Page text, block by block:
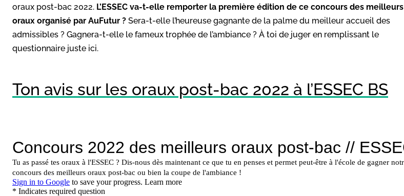
oraux post-bac 2022. L’ESSEC va-t-elle remporter la première édition de ce concours des meilleurs
oraux organisé par AuFutur ? Sera-t-elle l’heureuse gagnante de la palme du meilleur accueil des
admissibles ? Gagnera-t-elle le fameux trophée de l’ambiance ? À toi de juger en remplissant le
questionnaire juste ici.
Ton avis sur les oraux post-bac 2022 à l’ESSEC BS